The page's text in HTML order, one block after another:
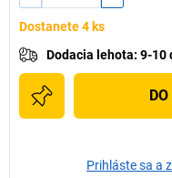
Dostanete 4 ks
Dodacia lehota: 9-10
Prihláste sa a